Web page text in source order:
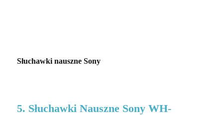
Słuchawki nauszne Sony
5. Słuchawki Nauszne Sony WH-